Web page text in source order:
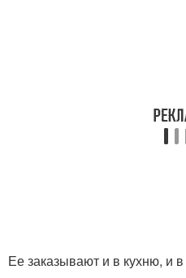
Ее заказывают и в кухню, и